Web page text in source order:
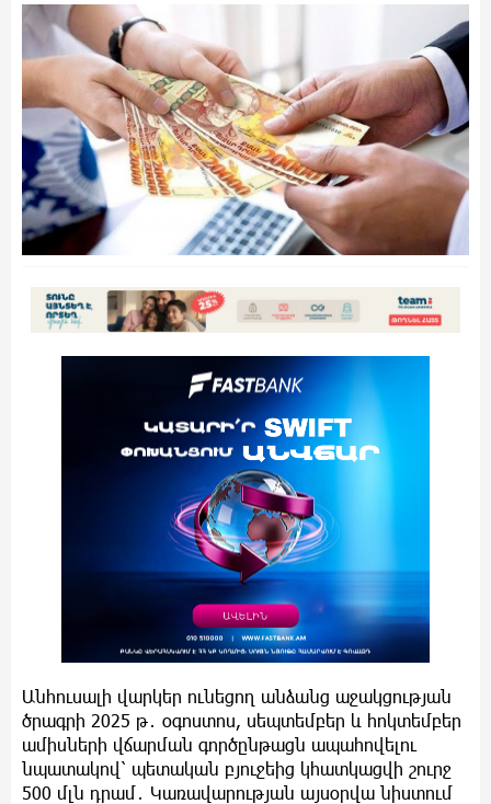
Անհուսալի վարկեր ունեցող անձանց աջակցության
ծրագրի 2025 թ․ օգոստոս, սեպտեմբեր և հոկտեմբեր
ամիսների վճարման գործընթացն ապահովելու
նպատակով՝ պետական բյուջեից կհատկացվի շուրջ
500 մլն դրամ․ Կառավարության այսօրվա նիստում